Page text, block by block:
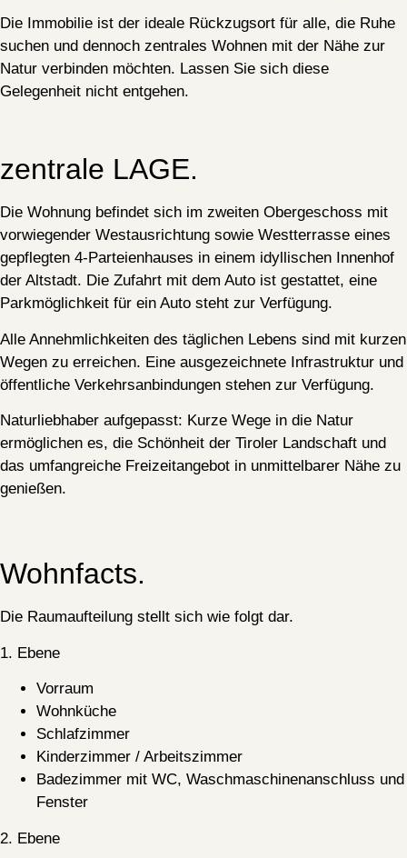
Die Immobilie ist der ideale Rückzugsort für alle, die Ruhe
suchen und dennoch zentrales Wohnen mit der Nähe zur
Natur verbinden möchten. Lassen Sie sich diese
Gelegenheit nicht entgehen.
zentrale LAGE.
Die Wohnung befindet sich im zweiten Obergeschoss mit
vorwiegender Westausrichtung sowie Westterrasse eines
gepflegten 4-Parteienhauses in einem idyllischen Innenhof
der Altstadt. Die Zufahrt mit dem Auto ist gestattet, eine
Parkmöglichkeit für ein Auto steht zur Verfügung.
Alle Annehmlichkeiten des täglichen Lebens sind mit kurzen
Wegen zu erreichen. Eine ausgezeichnete Infrastruktur und
öffentliche Verkehrsanbindungen stehen zur Verfügung.
Naturliebhaber aufgepasst: Kurze Wege in die Natur
ermöglichen es, die Schönheit der Tiroler Landschaft und
das umfangreiche Freizeitangebot in unmittelbarer Nähe zu
genießen.
Wohnfacts.
Die Raumaufteilung stellt sich wie folgt dar.
1. Ebene
Vorraum
Wohnküche
Schlafzimmer
Kinderzimmer / Arbeitszimmer
Badezimmer mit WC, Waschmaschinenanschluss und
Fenster
2. Ebene